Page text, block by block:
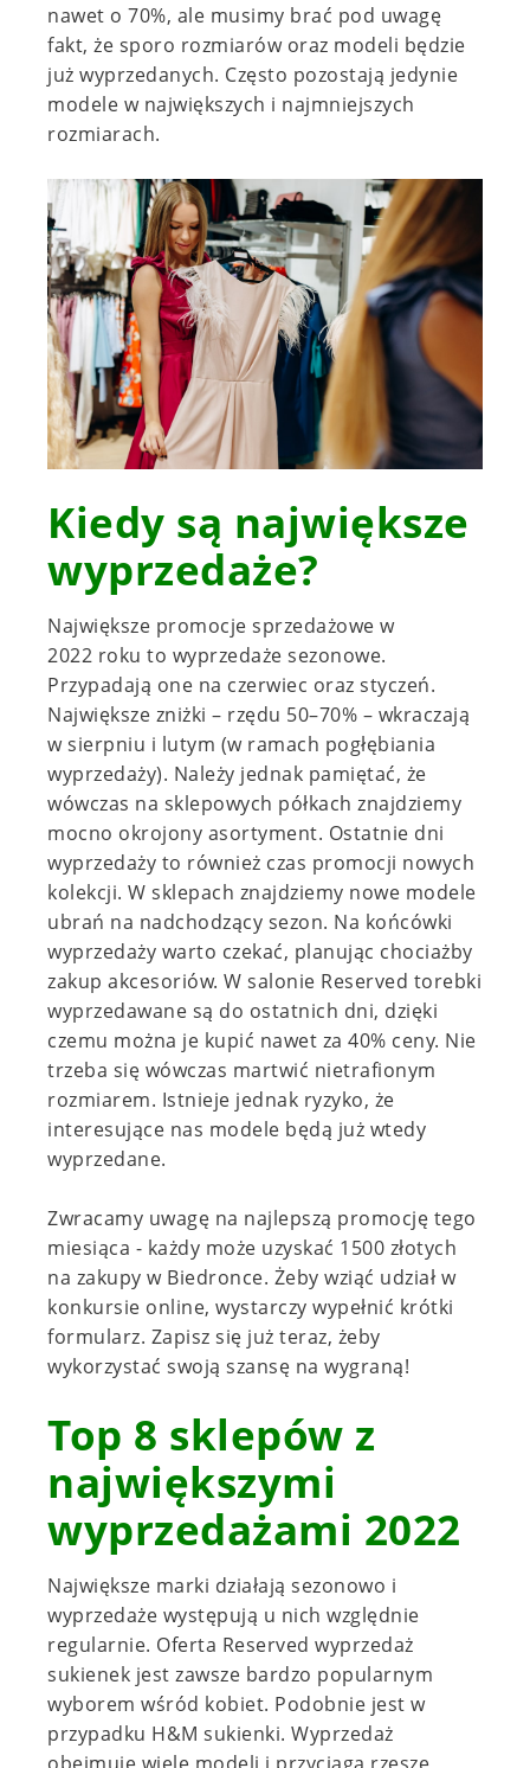
nawet o 70%, ale musimy brać pod uwagę
fakt, że sporo rozmiarów oraz modeli będzie
już wyprzedanych. Często pozostają jedynie
modele w największych i najmniejszych
rozmiarach.
Kiedy są największe
wyprzedaże?
Największe promocje sprzedażowe w
2022 roku to wyprzedaże sezonowe.
Przypadają one na czerwiec oraz styczeń.
Największe zniżki – rzędu 50–70% – wkraczają
w sierpniu i lutym (w ramach pogłębiania
wyprzedaży). Należy jednak pamiętać, że
wówczas na sklepowych półkach znajdziemy
mocno okrojony asortyment. Ostatnie dni
wyprzedaży to również czas promocji nowych
kolekcji. W sklepach znajdziemy nowe modele
ubrań na nadchodzący sezon. Na końcówki
wyprzedaży warto czekać, planując chociażby
zakup akcesoriów. W salonie Reserved torebki
wyprzedawane są do ostatnich dni, dzięki
czemu można je kupić nawet za 40% ceny. Nie
trzeba się wówczas martwić nietrafionym
rozmiarem. Istnieje jednak ryzyko, że
interesujące nas modele będą już wtedy
wyprzedane.
Zwracamy uwagę na najlepszą promocję tego
miesiąca - każdy może uzyskać 1500 złotych
na zakupy w Biedronce. Żeby wziąć udział w
konkursie online, wystarczy wypełnić krótki
formularz. Zapisz się już teraz, żeby
wykorzystać swoją szansę na wygraną!
Top 8 sklepów z
największymi
wyprzedażami 2022
Największe marki działają sezonowo i
wyprzedaże występują u nich względnie
regularnie. Oferta Reserved wyprzedaż
sukienek jest zawsze bardzo popularnym
wyborem wśród kobiet. Podobnie jest w
przypadku H&M sukienki. Wyprzedaż